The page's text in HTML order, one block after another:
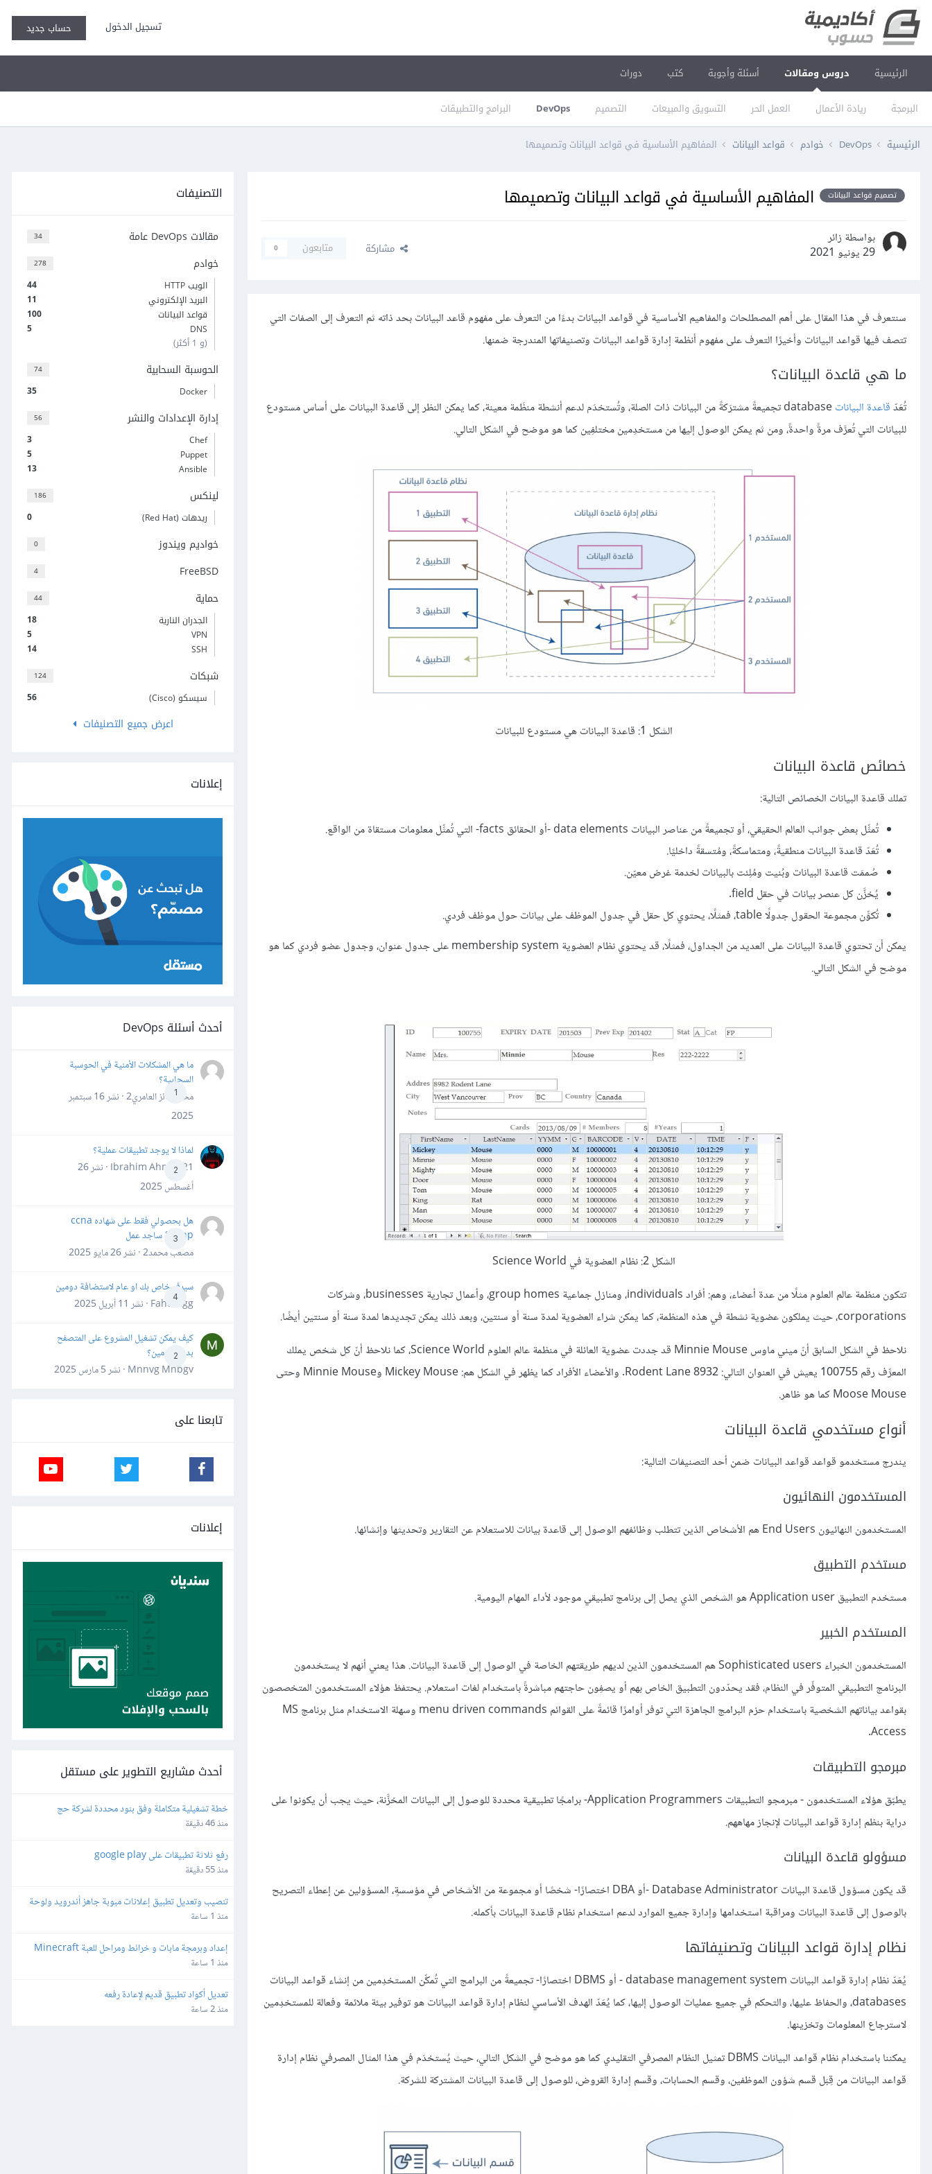
تسجيل الدخول حساب جديد
الرئيسية دروس ومقالات
البرمجة ريادة الأعمال العمل الحر التسويق والمبيعات التصميم DevOps البرامج والتطبيقات
أسئلة وأجوبة كتب دورات
الرئيسية DevOps خوادم قواعد البيانات المفاهيم الأساسية في قواعد البيانات وتصميمها
تصميم قواعد البيانات المفاهيم الأساسية في قواعد البيانات وتصميمها
بواسطة زائر
29 يونيو 2021
مشاركة متابعون 0
سنتعرف في هذا المقال على أهم المصطلحات والمفاهيم الأساسية في قواعد البيانات بدءًا من التعرف على مفهوم قاعد البيانات بحد ذاته ثم التعرف إلى الصفات التي
تتصف فيها قواعد البيانات وأخيرًا التعرف على مفهوم أنظمة إدارة قواعد البيانات وتصنيفاتها المندرجة ضمنها.
ما هي قاعدة البيانات؟
تُعَدّقاعدة البيانات
database تجميعةً مشترَكةً من البيانات ذات الصلة، وتُستخدَم لدعم أنشطة منظَمة معينة، كما يمكن النظر إلى قاعدة البيانات على أساس مستودع
للبيانات التي تُعرَّف مرةً واحدةً، ومن ثم يمكن الوصول إليها من مستخدِمين مختلفِين كما هو موضح في الشكل التالي.
الشكل 1: قاعدة البيانات هي مستودع للبيانات
خصائص قاعدة البيانات
تملك قاعدة البيانات الخصائص التالية:
تُمثِّل بعض جوانب العالم الحقيقي، أو تجميعةً من عناصر البيانات data elements -أو الحقائق facts- التي تُمثِّل معلومات مستقاة من الواقع.
تُعَدّ قاعدة البيانات منطقيةً، ومتماسكةً، ومُتسقةً داخليًا.
صُممَت قاعدة البيانات وبُنيت ومُلِئت بالبيانات لخدمة غرض معيّن.
يُخزَّن كل عنصر بيانات في حقل field.
تُكوِّن مجموعة الحقول جدولًا table، فمثلًا، يحتوي كل حقل في جدول الموظف على بيانات حول موظف فردي.
يمكن أن تحتوي قاعدة البيانات على العديد من الجداول، فمثلًا، قد يحتوي نظام العضوية membership system على جدول عنوان، وجدول عضو فردي كما هو
موضح في الشكل التالي.
الشكل 2: نظام العضوية في Science World
تتكون منظمة عالم العلوم مثلًا من عدة أعضاء، وهم: أفراد individuals، ومنازل جماعية group homes، وأعمال تجارية businesses، وشركات
corporations، حيث يملكون عضوية نشطة في هذه المنظمة، كما يمكن شراء العضوية لمدة سنة أو سنتين، وبعد ذلك يمكن تجديدها لمدة سنة أو سنتين أيضًا.
نلاحظ في الشكل السابق أنّ ميني ماوس Minnie Mouse قد جددت عضوية العائلة في منظمة عالم العلوم Science World، كما نلاحظ أنّ كل شخص يملك
المعرِّف رقم 100755 يعيش في العنوان التالي: 8932 Rodent Lane. والأعضاء الأفراد كما يظهر في الشكل هم: Mickey Mouse وMinnie Mouse وحتى
Moose Mouse كما هو ظاهر.
أنواع مستخدمي قاعدة البيانات
يندرج مستخدمو قواعد قواعد البيانات ضمن أحد التصنيفات التالية:
المستخدمون النهائيون
المستخدمون النهائيون End Users هم الأشخاص الذين تتطلب وظائفهم الوصول إلى قاعدة بيانات للاستعلام عن التقارير وتحديثها وإنشائها.
مستخدم التطبيق
مستخدم التطبيق Application user هو الشخص الذي يصل إلى برنامج تطبيقي موجود لأداء المهام اليومية.
المستخدم الخبير
المستخدمون الخبراء Sophisticated users هم المستخدمون الذين لديهم طريقتهم الخاصة في الوصول إلى قاعدة البيانات. هذا يعني أنهم لا يستخدمون
البرنامج التطبيقي المتوفّر في النظام، فقد يحدّدون التطبيق الخاص بهم أو يصفِون حاجتهم مباشرةً باستخدام لغات استعلام. يحتفظ هؤلاء المستخدمون المتخصصون
بقواعد بياناتهم الشخصية باستخدام حزم البرامج الجاهزة التي توفر أوامرًا قائمةً على القوائم menu driven commands وسهلة الاستخدام مثل برنامج MS
Access.
مبرمجو التطبيقات
يطبّق هؤلاء المستخدمون - مبرمجو التطبيقات Application Programmers- برامجًا تطبيقية محددة للوصول إلى البيانات المخزَّنة، حيث يجب أن يكونوا على
دراية بنظم إدارة قواعد البيانات لإنجاز مهاههم.
مسؤولو قاعدة البيانات
قد يكون مسؤول قاعدة البيانات Database Administrator -أو DBA اختصارًا- شخصًا أو مجموعة من الأشخاص في مؤسسةٍ، المسؤولين عن إعطاء التصريح
بالوصول إلى قاعدة البيانات ومراقبة استخدامها وإدارة جميع الموارد لدعم استخدام نظام قاعدة البيانات بأكمله.
نظام إدارة قواعد البيانات وتصنيفاتها
يُعَدّ نظام إدارة قواعد البيانات database management system - أو DBMS اختصارًا- تجميعةً من البرامج التي تُمكِّن المستخدِمين من إنشاء قواعد البيانات
databases، والحفاظ عليها، والتحكم في جميع عمليات الوصول إليها، كما يُعَدّ الهدف الأساسي لنظام إدارة قواعد البيانات هو توفير بيئة ملائمة وفعالة للمستخدِمين
لاسترجاع المعلومات وتخزينها.
يمكننا باستخدام نظام قواعد البيانات DBMS تمثيل النظام المصرفي التقليدي كما هو موضح في الشكل التالي، حيث يُستخدَم في هذا المثال المصرفي نظام إدارة
قواعد البيانات من قِبَل قسم شؤون الموظفين، وقسم الحسابات، وقسم إدارة القروض، للوصول إلى قاعدة البيانات المشتركة للشركة.
التصنيفات
34 مقالات DevOps عامة
278 خوادم
44
الويب HTTP
11
البريد الإلكتروني
100
قواعد البيانات
5
DNS
(و 1 أكثر)
74 الحوسبة السحابية
35 Docker
56 إدارة الإعدادات والنشر
3
Chef
5
Puppet
13
Ansible
186 لينكس
0 ريدهات (Red Hat)
0 خواديم ويندوز
4 FreeBSD
44 حماية
18
الجدران النارية
5
VPN
14
SSH
124 شبكات
56 سيسكو (Cisco)
اعرض جميع التصنيفات
إعلانات
أحدث أسئلة DevOps
1
ما هي المشكلات الأمنية في الحوسبة
السحابية؟
محمد فائز العامري2 · نشر
16 سبتمبر
2025
2
لماذا لا يوجد تطبيقات عملية؟
Ibrahim Ahmed21 · نشر
26
أغسطس 2025
3
هل بحصولي فقط على شهاده ccna
&ccnp ساجد عمل
مصعب محمد2 · نشر
26 مايو 2025
4
سيرفر خاص بك او عام لاستضافة دومين
Fahd Ggg · نشر
11 أبريل 2025
2
كيف يمكن تشغيل المشروع على المتصفح
بدون دومين؟
Mnnvg Mnbgv · نشر
5 مارس 2025
تابعنا على
إعلانات
أحدث مشاريع التطوير على مستقل
خطة تشغيلية متكاملة وفق بنود محددة لشركة حج
منذ 46 دقيقة
رفع ثلاثة تطبيقات على google play
منذ 55 دقيقة
تحكم منصة سوقنا
منذ 1 ساعة
إعداد وبرمجة مابات و خرائط ومراحل للعبة Minecraft
منذ 1 ساعة
تعديل أكواد تطبيق قديم لإعادة رفعه
منذ 2 ساعة